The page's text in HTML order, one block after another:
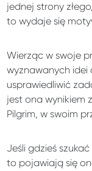
jednej strony
to wydaje się
Wierząc w swoje
wyznawanych
usprawiedliwić
jest ona wynikiem
Pilgrim, w swoim
Jeśli gdzieś
to pojawiają się